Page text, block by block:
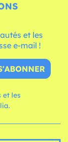
et les
e-mail !
et les